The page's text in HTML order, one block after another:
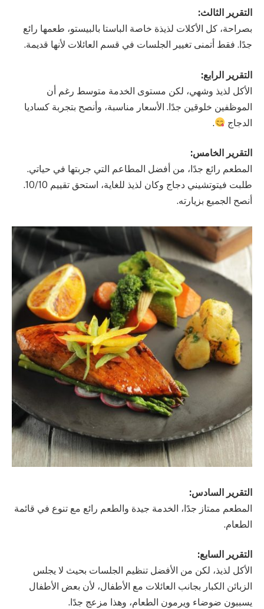
التقرير الثالث:
بصراحة، كل الأكلات لذيذة خاصة الباستا بالبيستو، طعمها رائع
جدًا. فقط أتمنى تغيير الجلسات في قسم العائلات لأنها قديمة.
التقرير الرابع:
الأكل لذيذ وشهي، لكن مستوى الخدمة متوسط رغم أن
الموظفين خلوقين جدًا. الأسعار مناسبة، وأنصح بتجربة كساديا
الدجاج
.
التقرير الخامس:
المطعم رائع جدًا، من أفضل المطاعم التي جربتها في حياتي.
طلبت فيتوتشيني دجاج وكان لذيذ للغاية، استحق تقييم 10/10.
أنصح الجميع بزيارته.
التقرير السادس:
المطعم ممتاز جدًا، الخدمة جيدة والطعم رائع مع تنوع في قائمة
الطعام.
التقرير السابع:
الأكل لذيذ، لكن من الأفضل تنظيم الجلسات بحيث لا يجلس
الزبائن الكبار بجانب العائلات مع الأطفال، لأن بعض الأطفال
يسببون ضوضاء ويرمون الطعام، وهذا مزعج جدًا.